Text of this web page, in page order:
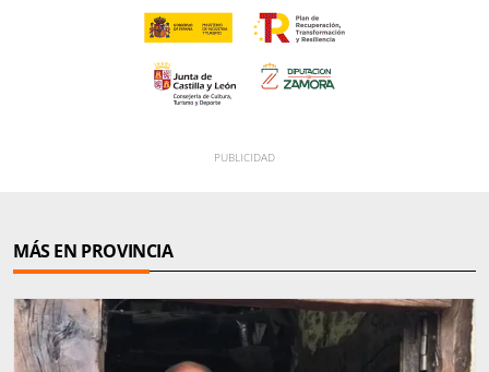
MÁS EN PROVINCIA